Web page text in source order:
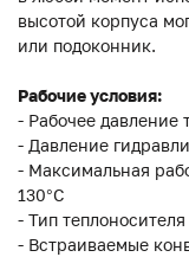
высотой корпуса
или подоконник.
Рабочие условия:
- Рабочее давление
- Давление
- Максимальная
130°С
- Тип
- Встраиваемые